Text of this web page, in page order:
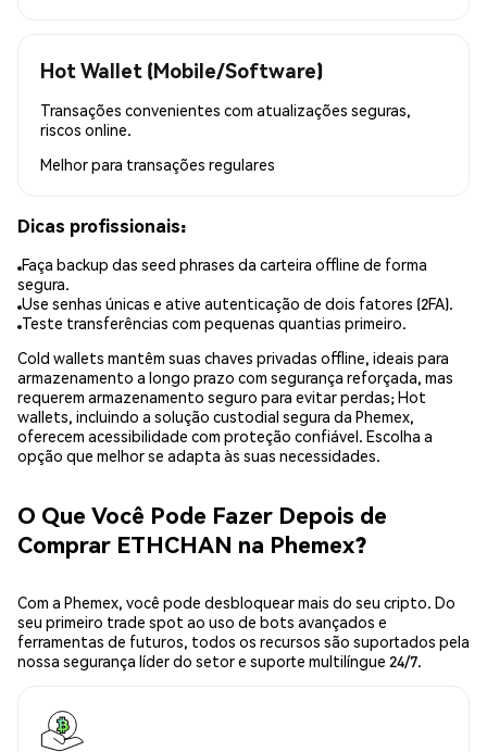
Hot Wallet (Mobile/Software)
Transações convenientes com atualizações seguras,
riscos online.
Melhor para transações regulares
Dicas profissionais:
Faça backup das seed phrases da carteira offline de forma
segura.
Use senhas únicas e ative autenticação de dois fatores (2FA).
Teste transferências com pequenas quantias primeiro.
Cold wallets mantêm suas chaves privadas offline, ideais para
armazenamento a longo prazo com segurança reforçada, mas
requerem armazenamento seguro para evitar perdas; Hot
wallets, incluindo a solução custodial segura da Phemex,
oferecem acessibilidade com proteção confiável. Escolha a
opção que melhor se adapta às suas necessidades.
O Que Você Pode Fazer Depois de
Comprar ETHCHAN na Phemex?
Com a Phemex, você pode desbloquear mais do seu cripto. Do
seu primeiro trade spot ao uso de bots avançados e
ferramentas de futuros, todos os recursos são suportados pela
nossa segurança líder do setor e suporte multilíngue 24/7.